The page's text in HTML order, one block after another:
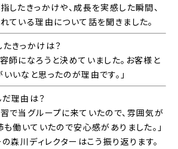
したきっかけや、成長を実感した瞬間、
ている理由について話を聞きました。
きっかけは？
師になろうと決めていました。お客様と
いなと思ったのが理由です。」
理由は？
で当グループに来ていたので、雰囲気が
も働いていたので安心感がありました。」
の森川ディレクターはこう振り返ります。